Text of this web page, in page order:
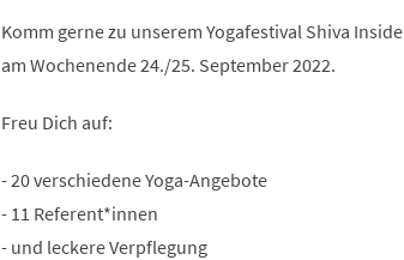
Komm gerne zu unserem Yogafestival Shiva Inside
am Wochenende 24./25. September 2022.
Freu Dich auf:
- 20 verschiedene Yoga-Angebote
- 11 Referent*innen
- und leckere Verpflegung